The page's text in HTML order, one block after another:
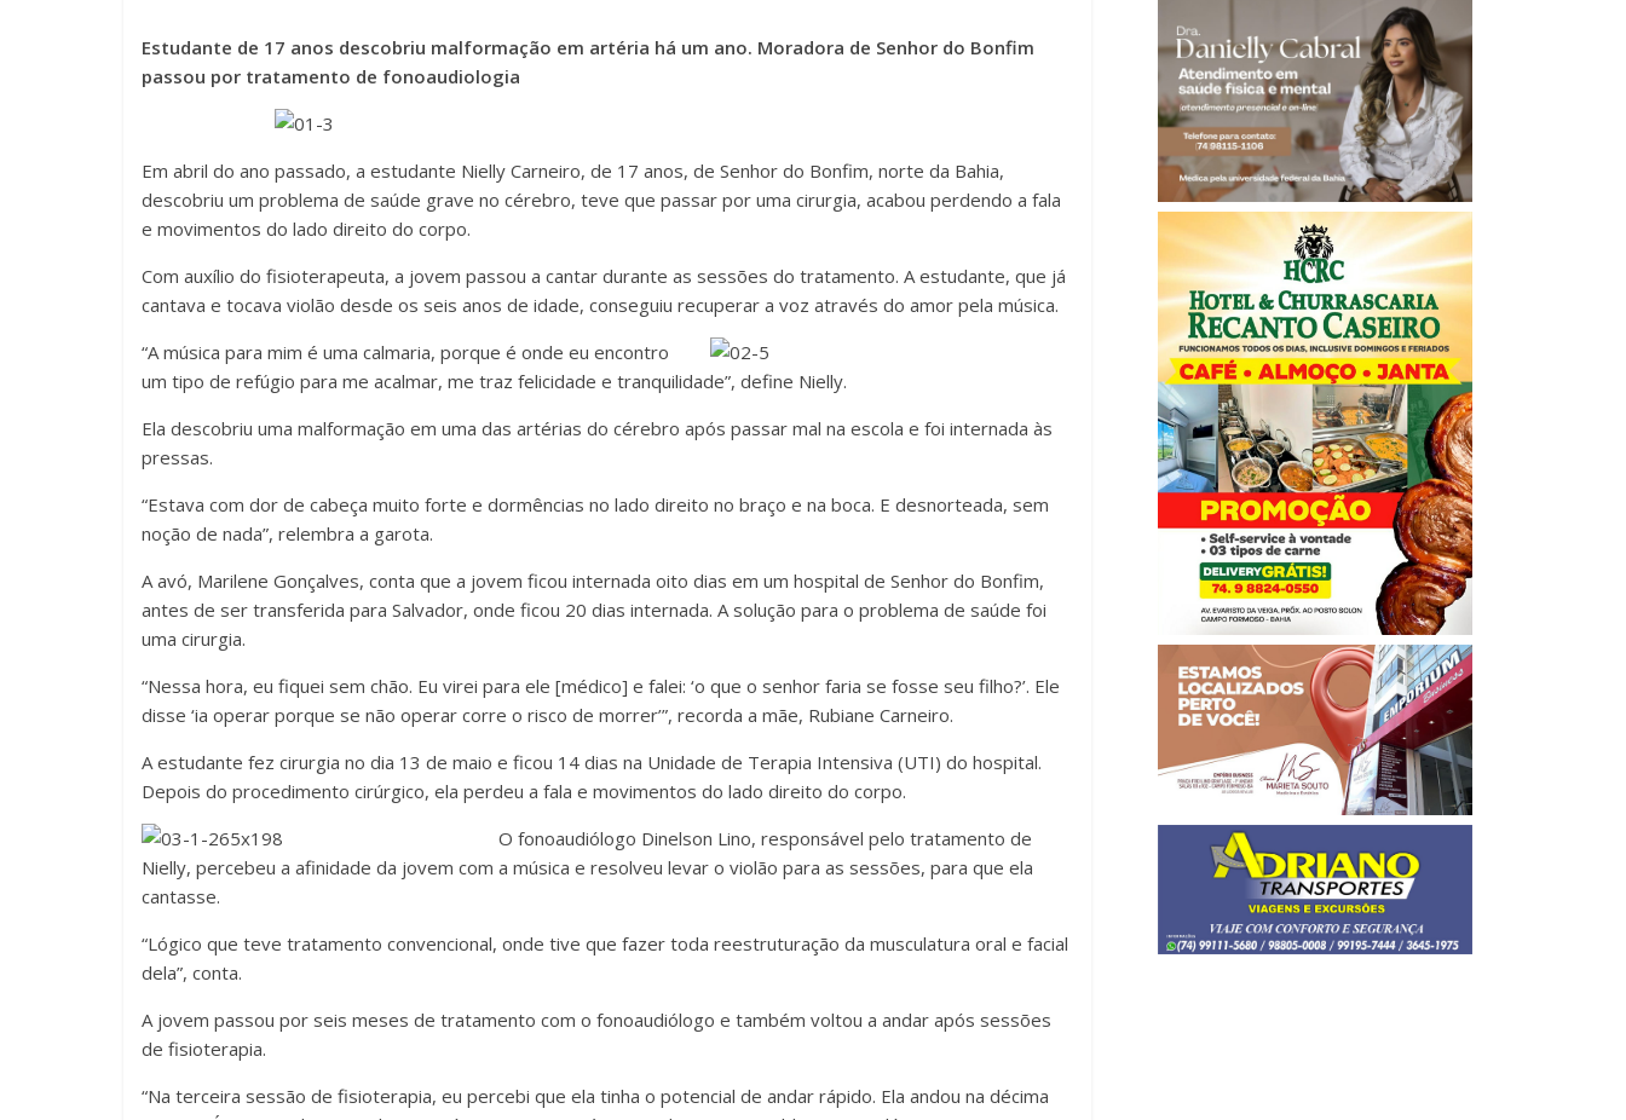
Estudante de 17 anos descobriu malformação em artéria há um ano. Moradora de Senhor do Bonfim
passou por tratamento de fonoaudiologia
Em abril do ano passado, a estudante Nielly Carneiro, de 17 anos, de Senhor do Bonfim, norte da Bahia,
descobriu um problema de saúde grave no cérebro, teve que passar por uma cirurgia, acabou perdendo a fala
e movimentos do lado direito do corpo.
Com auxílio do fisioterapeuta, a jovem passou a cantar durante as sessões do tratamento. A estudante, que já
cantava e tocava violão desde os seis anos de idade, conseguiu recuperar a voz através do amor pela música.
“A música para mim é uma calmaria, porque é onde eu encontro
um tipo de refúgio para me acalmar, me traz felicidade e tranquilidade”, define Nielly.
Ela descobriu uma malformação em uma das artérias do cérebro após passar mal na escola e foi internada às
pressas.
“Estava com dor de cabeça muito forte e dormências no lado direito no braço e na boca. E desnorteada, sem
noção de nada”, relembra a garota.
A avó, Marilene Gonçalves, conta que a jovem ficou internada oito dias em um hospital de Senhor do Bonfim,
antes de ser transferida para Salvador, onde ficou 20 dias internada. A solução para o problema de saúde foi
uma cirurgia.
“Nessa hora, eu fiquei sem chão. Eu virei para ele [médico] e falei: ‘o que o senhor faria se fosse seu filho?’. Ele
disse ‘ia operar porque se não operar corre o risco de morrer’”, recorda a mãe, Rubiane Carneiro.
A estudante fez cirurgia no dia 13 de maio e ficou 14 dias na Unidade de Terapia Intensiva (UTI) do hospital.
Depois do procedimento cirúrgico, ela perdeu a fala e movimentos do lado direito do corpo.
O fonoaudiólogo Dinelson Lino, responsável pelo tratamento de
Nielly, percebeu a afinidade da jovem com a música e resolveu levar o violão para as sessões, para que ela
cantasse.
“Lógico que teve tratamento convencional, onde tive que fazer toda reestruturação da musculatura oral e facial
dela”, conta.
A jovem passou por seis meses de tratamento com o fonoaudiólogo e também voltou a andar após sessões
de fisioterapia.
“Na terceira sessão de fisioterapia, eu percebi que ela tinha o potencial de andar rápido. Ela andou na décima